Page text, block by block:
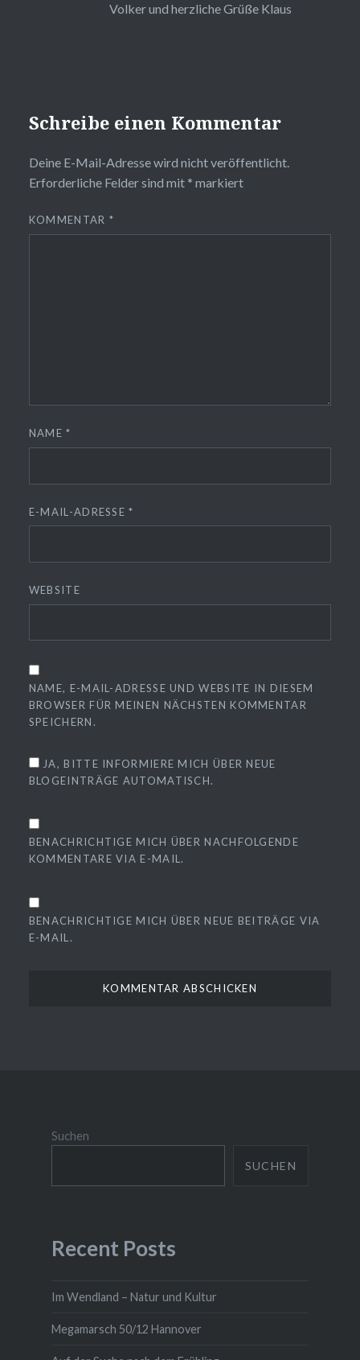
Volker und herzliche Grüße Klaus
Schreibe einen Kommentar
Deine E-Mail-Adresse wird nicht veröffentlicht.
Erforderliche Felder sind mit * markiert
KOMMENTAR *
NAME*
E-MAIL-ADRESSE*
WEBSITE
NAME, E-MAIL-ADRESSE UND WEBSITE IN DIESEM
BROWSER FÜR MEINEN NÄCHSTEN KOMMENTAR
SPEICHERN.
JA, BITTE INFORMIERE MICH ÜBER NEUE
BLOGEINTRÄGE AUTOMATISCH.
BENACHRICHTIGE MICH ÜBER NACHFOLGENDE
KOMMENTARE VIA E-MAIL.
BENACHRICHTIGE MICH ÜBER NEUE BEITRÄGE VIA
E-MAIL.
Suchen
SUCHEN
Recent Posts
Im Wendland – Natur und Kultur
Megamarsch 50/12 Hannover